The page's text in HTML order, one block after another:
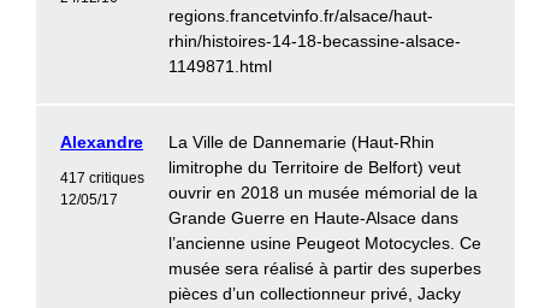
regions.francetvinfo.fr/alsace/haut-
rhin/histoires-14-18-becassine-alsace-
1149871.html
Alexandre
417 critiques
12/05/17
La Ville de Dannemarie (Haut-Rhin
limitrophe du Territoire de Belfort) veut
ouvrir en 2018 un musée mémorial de la
Grande Guerre en Haute-Alsace dans
l’ancienne usine Peugeot Motocycles. Ce
musée sera réalisé à partir des superbes
pièces d’un collectionneur privé, Jacky